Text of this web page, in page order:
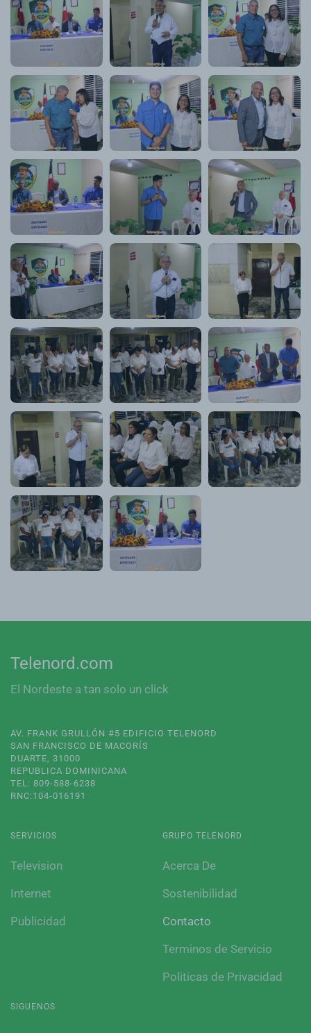
Telenord.com
El Nordeste a tan solo un click
AV. FRANK GRULLÓN #5 EDIFICIO TELENORD
SAN FRANCISCO DE MACORÍS
DUARTE, 31000
REPUBLICA DOMINICANA
TEL: 809-588-6238
RNC:104-016191
SERVICIOS
Television
Internet
Publicidad
GRUPO TELENORD
Acerca De
Sostenibilidad
Contacto
Terminos de Servicio
Politicas de Privacidad
SIGUENOS